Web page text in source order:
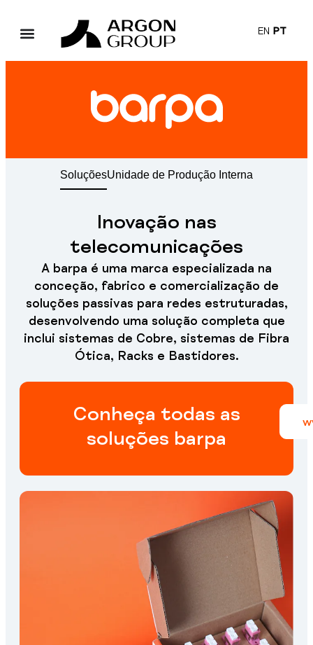
EN PT
SoluçõesUnidade de Produção Interna
Inovação nas
telecomunicações
A barpa é uma marca especializada na
conceção, fabrico e comercialização de
soluções passivas para redes estruturadas,
desenvolvendo uma solução completa que
inclui sistemas de Cobre, sistemas de Fibra
Ótica, Racks e Bastidores.
Conheça todas as
soluções barpa